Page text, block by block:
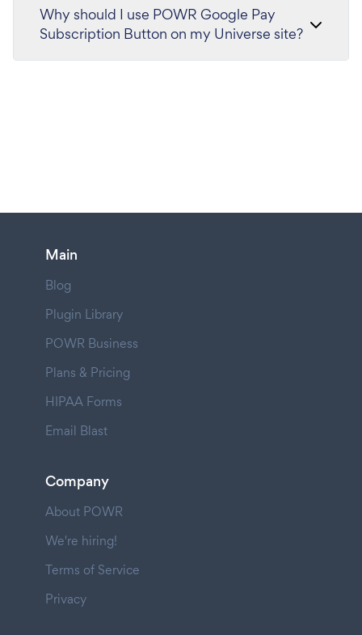
Why should I use POWR Google Pay
Subscription Button on my Universe site?
Main
Blog
Plugin Library
POWR Business
Plans & Pricing
HIPAA Forms
Email Blast
Company
About POWR
We're hiring!
Terms of Service
Privacy